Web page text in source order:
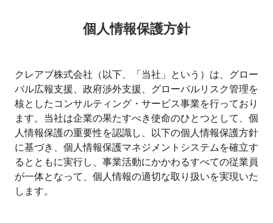
個人情報保護方針
クレアブ株式会社（以下、「当社」という）は、グロー
バル広報支援、政府渉外支援、グローバルリスク管理を
核としたコンサルティング・サービス事業を行っており
ます。当社は企業の果たすべき使命のひとつとして、個
人情報保護の重要性を認識し、以下の個人情報保護方針
に基づき、個人情報保護マネジメントシステムを確立す
るとともに実行し、事業活動にかかわるすべての従業員
が一体となって、個人情報の適切な取り扱いを実現いた
します。